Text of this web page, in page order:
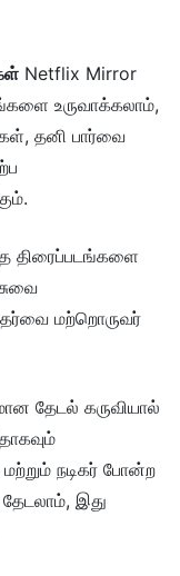
Netflix Mirror
உருவாக்கலாம்,
தனி பார்வை
திரைப்படங்களை
மற்றொருவர்
தேடல் கருவியால்
நடிகர் போன்ற
இது